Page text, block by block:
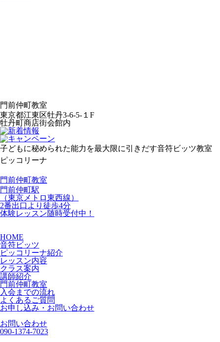
門前仲町教室
東京都江東区牡丹3-6-5-１F
牡丹町商店街会館内
子どもに秘められた能力を最大限に引きだす音符ビッツ教室
ピッコリーナ
門前仲町教室
門前仲町駅
（東京メトロ東西線）
2番出口より徒歩4分
体験レッスン随時受付中！
HOME
音符ビッツ
ピッコリーナ紹介
レッスン内容
クラス案内
講師紹介
門前仲町教室
入会までの流れ
よくあるご質問
お申し込み・お問い合わせ
お問い合わせ
090-1374-7023